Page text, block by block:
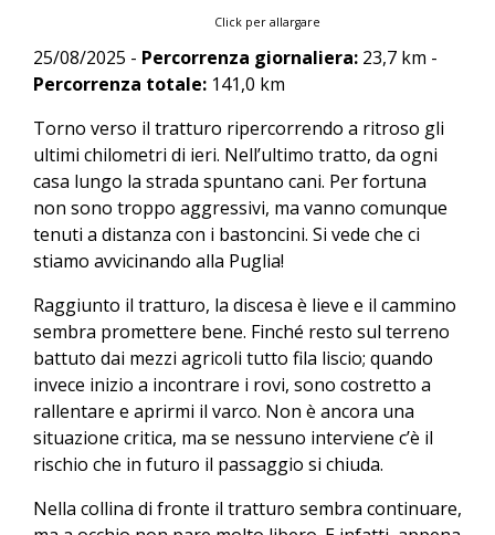
Click per allargare
25/08/2025 - Percorrenza giornaliera: 23,7 km -
Percorrenza totale: 141,0 km
Torno verso il tratturo ripercorrendo a ritroso gli
ultimi chilometri di ieri. Nell’ultimo tratto, da ogni
casa lungo la strada spuntano cani. Per fortuna
non sono troppo aggressivi, ma vanno comunque
tenuti a distanza con i bastoncini. Si vede che ci
stiamo avvicinando alla Puglia!
Raggiunto il tratturo, la discesa è lieve e il cammino
sembra promettere bene. Finché resto sul terreno
battuto dai mezzi agricoli tutto fila liscio; quando
invece inizio a incontrare i rovi, sono costretto a
rallentare e aprirmi il varco. Non è ancora una
situazione critica, ma se nessuno interviene c’è il
rischio che in futuro il passaggio si chiuda.
Nella collina di fronte il tratturo sembra continuare,